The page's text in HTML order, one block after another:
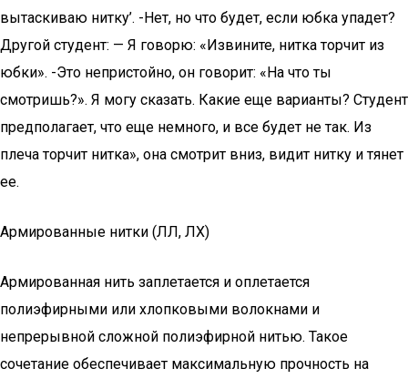
вытаскиваю нитку’. -Нет, но что будет, если юбка упадет?
Другой студент: — Я говорю: «Извините, нитка торчит из
юбки». -Это непристойно, он говорит: «На что ты
смотришь?». Я могу сказать. Какие еще варианты? Студент
предполагает, что еще немного, и все будет не так. Из
плеча торчит нитка», она смотрит вниз, видит нитку и тянет
ее.
Армированные нитки (ЛЛ, ЛХ)
Армированная нить заплетается и оплетается
полиэфирными или хлопковыми волокнами и
непрерывной сложной полиэфирной нитью. Такое
сочетание обеспечивает максимальную прочность на